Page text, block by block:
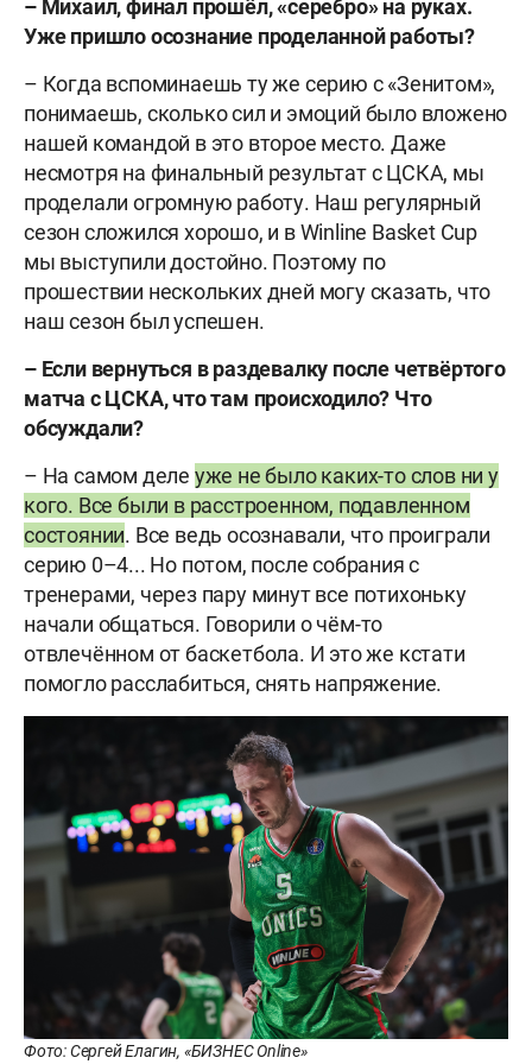
– Михаил, финал прошёл, «серебро» на руках.
Уже пришло осознание проделанной работы?
– Когда вспоминаешь ту же серию с «Зенитом»,
понимаешь, сколько сил и эмоций было вложено
нашей командой в это второе место. Даже
несмотря на финальный результат с ЦСКА, мы
проделали огромную работу. Наш регулярный
сезон сложился хорошо, и в Winline Basket Cup
мы выступили достойно. Поэтому по
прошествии нескольких дней могу сказать, что
наш сезон был успешен.
– Если вернуться в раздевалку после четвёртого
матча с ЦСКА, что там происходило? Что
обсуждали?
– На самом деле уже не было каких-то слов ни у
кого. Все были в расстроенном, подавленном
состоянии. Все ведь осознавали, что проиграли
серию 0–4... Но потом, после собрания с
тренерами, через пару минут все потихоньку
начали общаться. Говорили о чём-то
отвлечённом от баскетбола. И это же кстати
помогло расслабиться, снять напряжение.
Фото: Сергей Елагин, «БИЗНЕС Online»